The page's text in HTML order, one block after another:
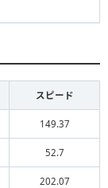
スピード
149.37
52.7
202.07